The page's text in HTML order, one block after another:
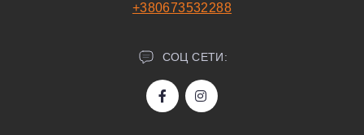
+380673532288
СОЦ СЕТИ: